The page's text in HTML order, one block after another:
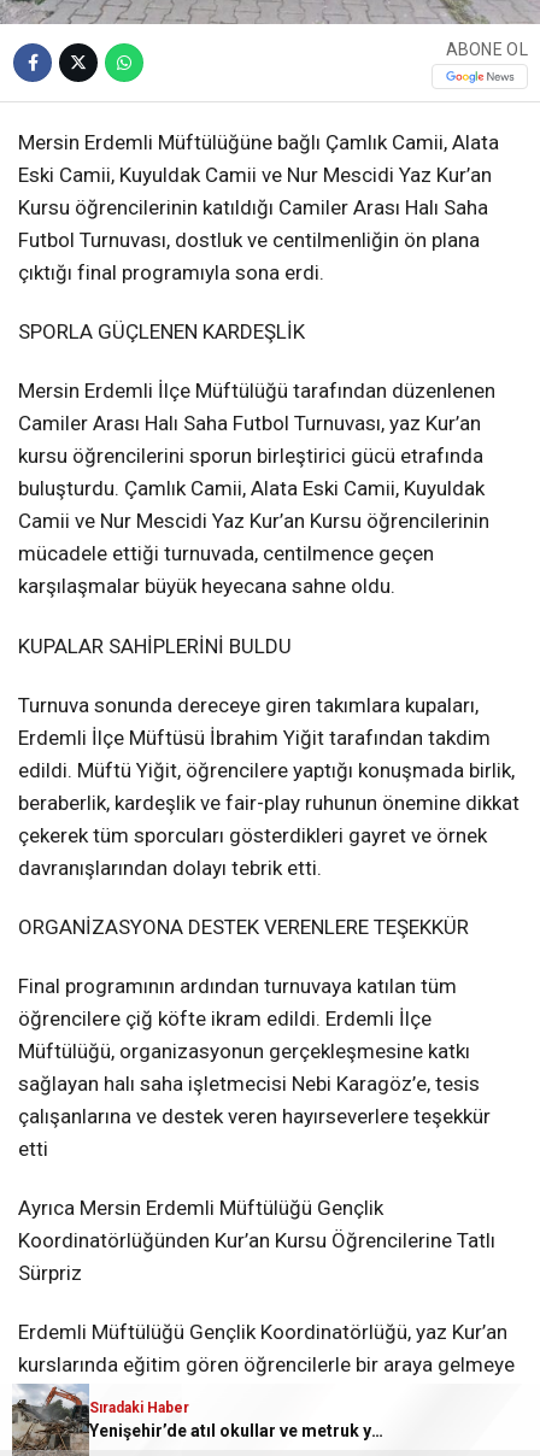
Sıradaki Haber
Yenişehir’de atıl okullar ve metruk yapılar yıkılıyor
ABONE OL
Mersin Erdemli Müftülüğüne bağlı Çamlık Camii, Alata
Eski Camii, Kuyuldak Camii ve Nur Mescidi Yaz Kur’an
Kursu öğrencilerinin katıldığı Camiler Arası Halı Saha
Futbol Turnuvası, dostluk ve centilmenliğin ön plana
çıktığı final programıyla sona erdi.
SPORLA GÜÇLENEN KARDEŞLİK
Mersin Erdemli İlçe Müftülüğü tarafından düzenlenen
Camiler Arası Halı Saha Futbol Turnuvası, yaz Kur’an
kursu öğrencilerini sporun birleştirici gücü etrafında
buluşturdu. Çamlık Camii, Alata Eski Camii, Kuyuldak
Camii ve Nur Mescidi Yaz Kur’an Kursu öğrencilerinin
mücadele ettiği turnuvada, centilmence geçen
karşılaşmalar büyük heyecana sahne oldu.
KUPALAR SAHİPLERİNİ BULDU
Turnuva sonunda dereceye giren takımlara kupaları,
Erdemli İlçe Müftüsü İbrahim Yiğit tarafından takdim
edildi. Müftü Yiğit, öğrencilere yaptığı konuşmada birlik,
beraberlik, kardeşlik ve fair-play ruhunun önemine dikkat
çekerek tüm sporcuları gösterdikleri gayret ve örnek
davranışlarından dolayı tebrik etti.
ORGANİZASYONA DESTEK VERENLERE TEŞEKKÜR
Final programının ardından turnuvaya katılan tüm
öğrencilere çiğ köfte ikram edildi. Erdemli İlçe
Müftülüğü, organizasyonun gerçekleşmesine katkı
sağlayan halı saha işletmecisi Nebi Karagöz’e, tesis
çalışanlarına ve destek veren hayırseverlere teşekkür
etti
Ayrıca Mersin Erdemli Müftülüğü Gençlik
Koordinatörlüğünden Kur’an Kursu Öğrencilerine Tatlı
Sürpriz
Erdemli Müftülüğü Gençlik Koordinatörlüğü, yaz Kur’an
kurslarında eğitim gören öğrencilerle bir araya gelmeye
ve onların mutluluğuna ortak olmaya devam ediyor.